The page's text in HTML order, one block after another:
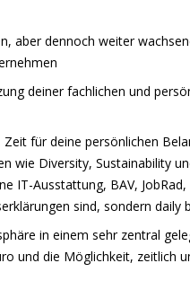
aber dennoch weiter
deiner fachlichen und
für deine persönlichen
wie Diversity, Sustainability
IT-Ausstattung, BAV,
sind, sondern daily
in einem sehr zentral
und die Möglichkeit, zeitlich